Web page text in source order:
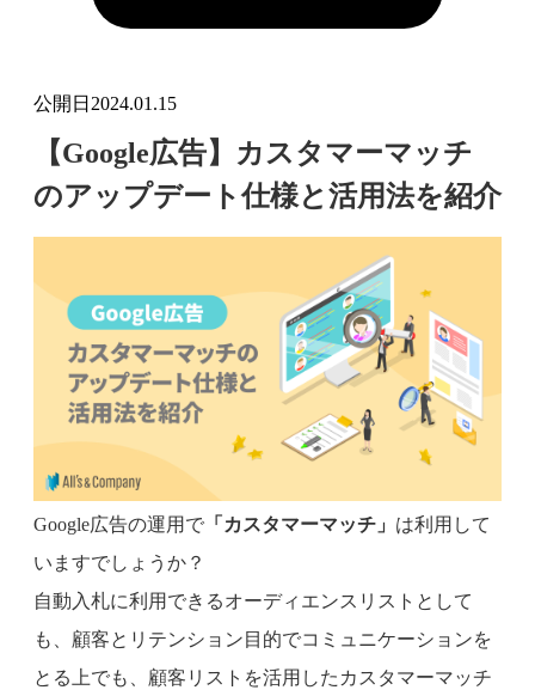
公開日 2024.01.15
【Google広告】カスタマーマッチ
のアップデート仕様と活用法を紹介
Google広告の運用で 「カスタマーマッチ」 は利用して
いますでしょうか？
自動入札に利用できるオーディエンスリストとして
も、顧客とリテンション目的でコミュニケーションを
とる上でも、顧客リストを活用したカスタマーマッチ